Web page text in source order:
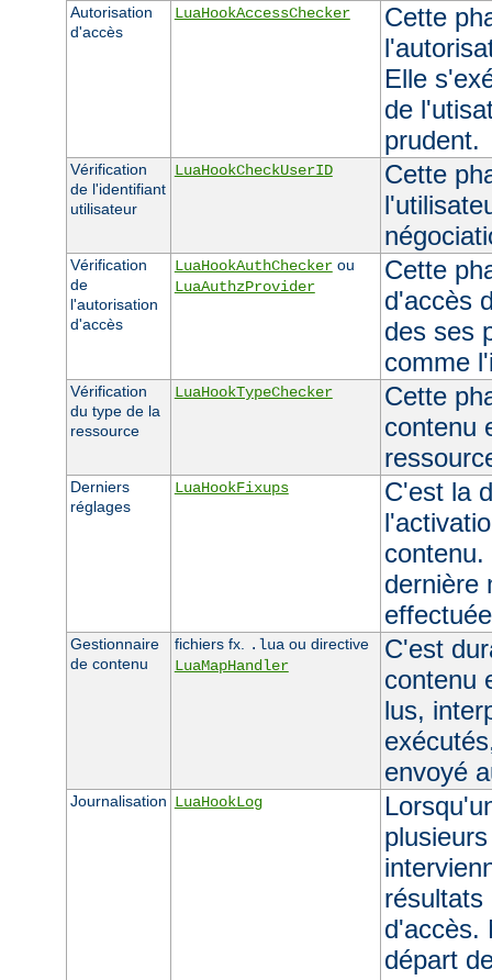
Autorisation
d'accès
LuaHookAccessChecker
Cette
Elle
de
prudent.
Vérification
de l'identifiant
utilisateur
LuaHookCheckUserID
Cette
Vérification
de
l'autorisation
d'accès
LuaHookAuthCheckerou
LuaAuthzProvider
Cette
d'accès
des ses
comme
Vérification
du type de la
ressource
LuaHookTypeChecker
Cette
contenu
Derniers
réglages
LuaHookFixups
C'est la
contenu.
dernière
Gestionnaire
de contenu
fichiers fx. .lua ou directive
LuaMapHandler
C'est
contenu
lus,
envoyé
Journalisation LuaHookLog
résultats
d'accès.
départ